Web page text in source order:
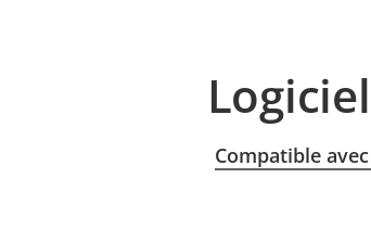
Compatible avec